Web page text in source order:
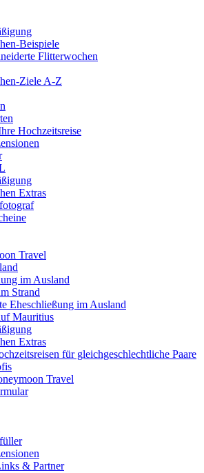
Beispiele
Flitterwochen
Ziele A-Z
Hochzeitsreise
Extras
Travel
im Ausland
Strand
Eheschließung im Ausland
Mauritius
Extras
für gleichgeschlechtliche Paare
Travel
& Partner